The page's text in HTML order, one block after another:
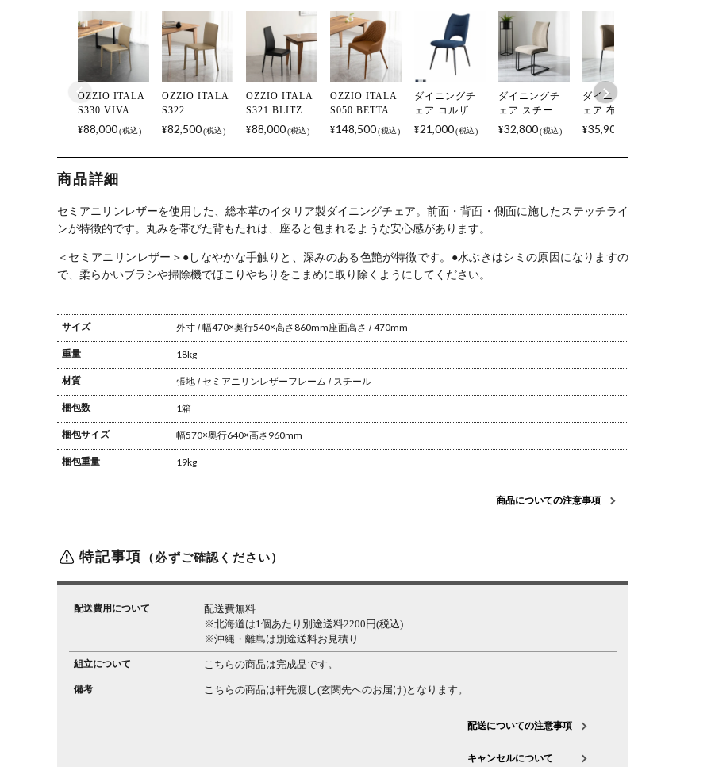
OZZIO ITALA
S330 VIVA イ
タリア製ダイ
ニングチェア
¥88,000 税込
OZZIO ITALA
S322
LUNETTE イタ
リア製ダイニ
¥82,500 税込
OZZIO ITALA
S321 BLITZ イ
タリア製ダイ
ニングチェア
¥88,000 税込
OZZIO ITALA
S050 BETTA
イタリア製ダ
イニングチェ
¥148,500 税込
ダイニングチ
ェア コルザ 肘
なし スチール
脚 ファブリッ
ダイニング お
しゃれ シンプ
¥21,000 税込
ダイニングチ
ェア スチール
布張り 肘なし
カンティレバ
リビング シン
¥32,800 税込
ダイニングチ
ェア 布張り ス
チール脚 肘な
リビング シン
¥35,900
商品詳細
セミアニリンレザーを使用した、総本革のイタリア製ダイニングチェア。 前面・背面・側面に施したステッチライ
ンが特徴的です。 丸みを帯びた背もたれは、座ると包まれるような安心感があります。
＜セミアニリンレザー＞ ●しなやかな手触りと、深みのある色艶が特徴です。 ●水ぶきはシミの原因になりますの
で、柔らかいブラシや掃除機でほこりやちりをこまめに取り除くようにしてください。
サイズ 外寸 / 幅470×奥行540×高さ860mm座面高さ / 470mm
重量 18kg
材質 張地 / セミアニリンレザーフレーム / スチール
梱包数 1箱
梱包サイズ 幅570×奥行640×高さ960mm
梱包重量 19kg
商品についての注意事項
特記事項 （必ずご確認ください）
配送費用について
配送費無料
※北海道は1個あたり別途送料2200円(税込)
※沖縄・離島は別途送料お見積り
組立について こちらの商品は完成品です。
備考 こちらの商品は軒先渡し(玄関先へのお届け)となります。
配送についての注意事項
キャンセルについて